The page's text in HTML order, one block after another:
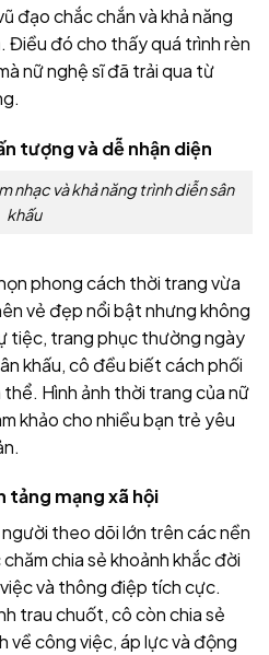
đạo chắc chắn và khả năng
Điều đó cho thấy quá trình rèn
nữ nghệ sĩ đã trải qua từ
tượng và dễ nhận diện
nhạc và khả năng trình diễn sân
khấu
phong cách thời trang vừa
vẻ đẹp nổi bật nhưng không
tiệc, trang phục thường ngày
khấu, cô đều biết cách phối
Hình ảnh thời trang của nữ
khảo cho nhiều bạn trẻ yêu
tảng mạng xã hội
theo dõi lớn trên các nền
chia sẻ khoảnh khắc đời
và thông điệp tích cực.
trau chuốt, cô còn chia sẻ
về công việc, áp lực và động